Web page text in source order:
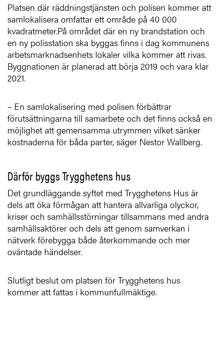
Platsen där räddningstjänsten och polisen kommer att
samlokalisera omfattar ett område på 40 000
kvadratmeter.På området där en ny brandstation och
en ny polisstation ska byggas finns i dag kommunens
arbetsmarknadsenhets lokaler vilka kommer att rivas.
Byggnationen är planerad att börja 2019 och vara klar
2021.
– En samlokalisering med polisen förbättrar
förutsättningarna till samarbete och det finns också en
möjlighet att gemensamma utrymmen vilket sänker
kostnaderna för båda parter, säger Nestor Wallberg.
Därför byggs Trygghetens hus
Det grundläggande syftet med Trygghetens Hus är
dels att öka förmågan att hantera allvarliga olyckor,
kriser och samhällsstörningar tillsammans med andra
samhällsaktörer och dels att genom samverkan i
nätverk förebygga både återkommande och mer
oväntade händelser.
Slutligt beslut om platsen för Trygghetens hus
kommer att fattas i kommunfullmäktige.